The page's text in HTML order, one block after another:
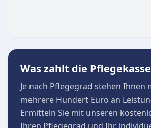
zwischen 08:00 und 17:00 Uhr
und Anliegen erreichbar. Das
Wert auf eine enge,
Zusammenarbeit mit den
jeder Lebenslage die
Unterstützung zu gewährleisten.
Was zahlt die
Je nach Pflegegrad stehen Ihnen
mehrere Hundert Euro an
Ermitteln Sie mit unseren